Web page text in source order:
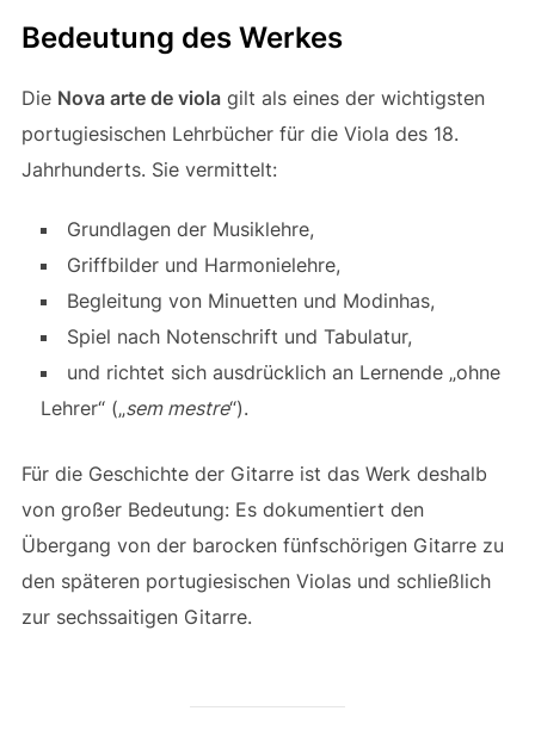
Bedeutung des Werkes
Die Nova arte de violagilt als eines der wichtigsten
portugiesischen Lehrbücher für die Viola des 18.
Jahrhunderts. Sie vermittelt:
Grundlagen der Musiklehre,
Griffbilder und Harmonielehre,
Begleitung von Minuetten und Modinhas,
Spiel nach Notenschrift und Tabulatur,
und richtet sich ausdrücklich an Lernende „ohne
Lehrer“ („sem mestre“).
Für die Geschichte der Gitarre ist das Werk deshalb
von großer Bedeutung: Es dokumentiert den
Übergang von der barocken fünfschörigen Gitarre zu
den späteren portugiesischen Violas und schließlich
zur sechssaitigen Gitarre.